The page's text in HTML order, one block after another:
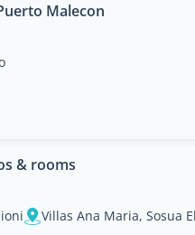
Malecon
& rooms
Villas Ana Maria, Sosua